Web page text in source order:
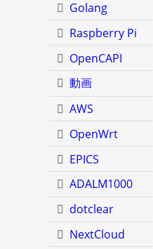
Golang
Raspberry Pi
OpenCAPI
動画
AWS
OpenWrt
EPICS
ADALM1000
dotclear
NextCloud